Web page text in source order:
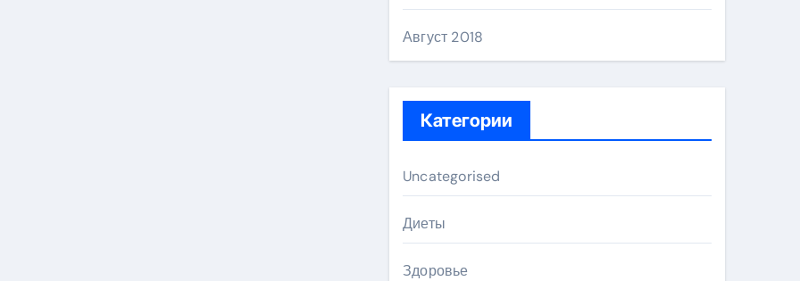
Август 2018
Категории
Uncategorised
Диеты
Здоровье